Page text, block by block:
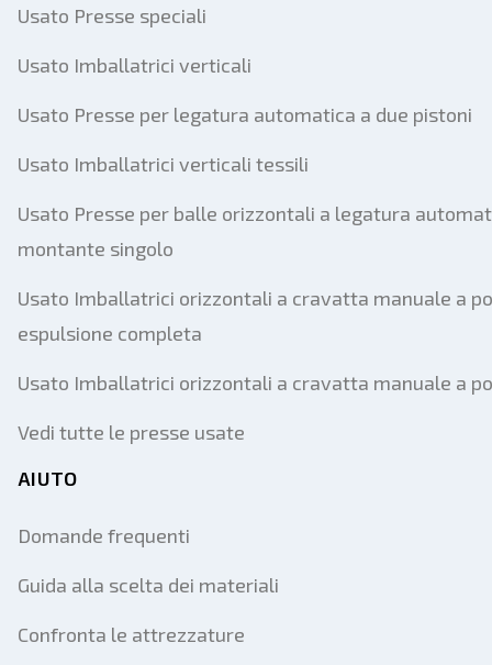
Usato Presse speciali
Usato Imballatrici verticali
Usato Presse per legatura automatica a due pistoni
Usato Imballatrici verticali tessili
Usato Presse per balle orizzontali a legatura
montante singolo
Usato Imballatrici orizzontali a cravatta manuale a
espulsione completa
Usato Imballatrici orizzontali a cravatta manuale a
Vedi tutte le presse usate
AIUTO
Domande frequenti
Guida alla scelta dei materiali
Confronta le attrezzature